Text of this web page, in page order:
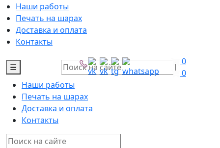
Наши работы
Печать на шарах
Доставка и оплата
Контакты
☰
0
0
Наши работы
Печать на шарах
Доставка и оплата
Контакты